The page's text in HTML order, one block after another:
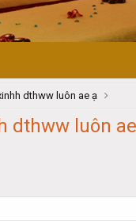
dthww luôn ae ạ
dthww luôn